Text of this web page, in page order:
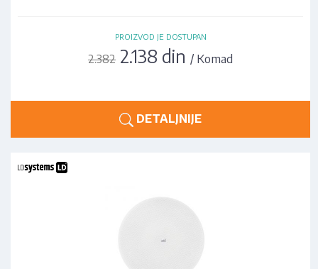
PROIZVOD JE DOSTUPAN
2.382 2.138 din / Komad
DETALJNIJE